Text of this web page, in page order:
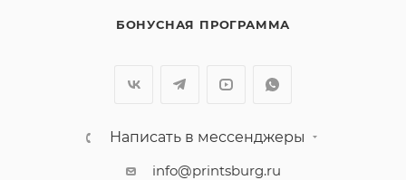
БОНУСНАЯ ПРОГРАММА
Написать в мессенджеры
info@printsburg.ru